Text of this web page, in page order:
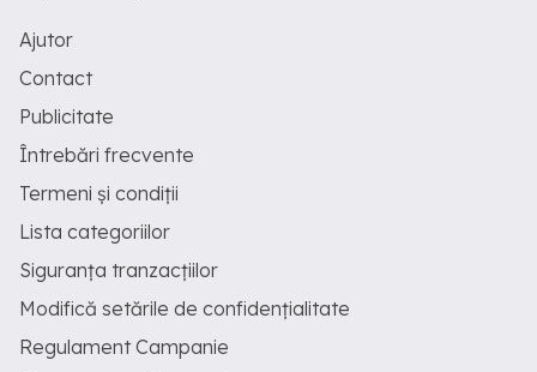
Ajutor
Contact
Publicitate
Întrebări frecvente
Termeni și condiții
Lista categoriilor
Siguranța tranzacțiilor
Modifică setările de confidențialitate
Regulament Campanie